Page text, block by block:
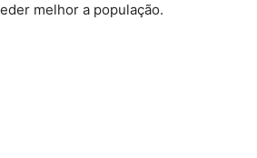
melhor a população.